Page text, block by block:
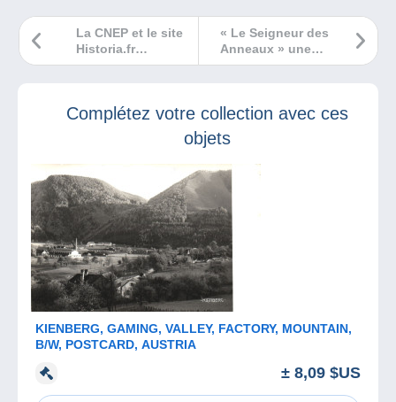
« Le Seigneur des
Anneaux » une
œuvre influente
La CNEP et le site
Historia.fr
organisent un
1f carmin de la
Complétez votre collection avec ces
objets
KIENBERG, GAMING, VALLEY, FACTORY, MOUNTAIN,
B/W, POSTCARD, AUSTRIA
± 8,09 $US